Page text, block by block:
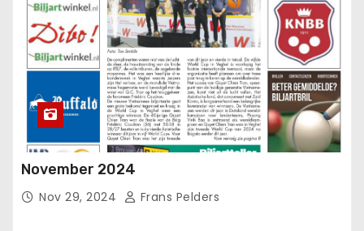
November 2024
Nov 29, 2024 Frans Pelders